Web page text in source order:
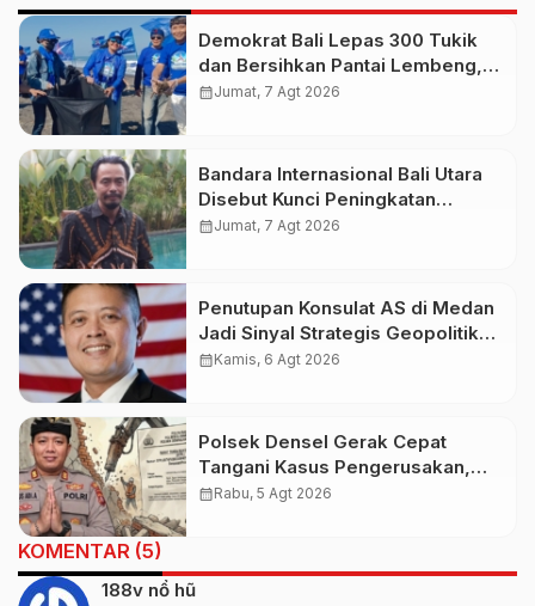
Demokrat Bali Lepas 300 Tukik
dan Bersihkan Pantai Lembeng,
Perkuat Gerakan Langit Biru
calendar_monthJumat, 7 Agt 2026
Bandara Internasional Bali Utara
Disebut Kunci Peningkatan
Pariwisata Indonesia Timur dan
calendar_monthJumat, 7 Agt 2026
Penutupan Konsulat AS di Medan
Jadi Sinyal Strategis Geopolitik
Baru bagi Indonesia
calendar_monthKamis, 6 Agt 2026
Polsek Densel Gerak Cepat
Tangani Kasus Pengerusakan,
Kapolsek: Kami Sudah Koordinasi
calendar_monthRabu, 5 Agt 2026
KOMENTAR (5)
188v nổ hũ